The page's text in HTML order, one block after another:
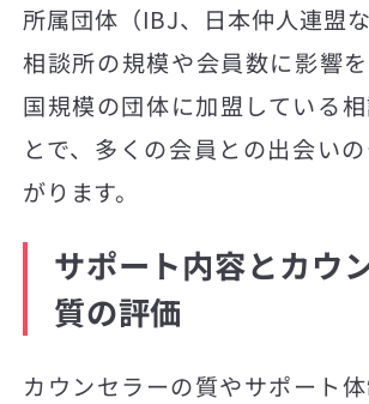
所属団体（IBJ、日本仲人連盟
相談所の規模や会員数に影響
国規模の団体に加盟している
とで、多くの会員との出会い
がります。
サポート内容とカウ
質の評価
カウンセラーの質やサポート